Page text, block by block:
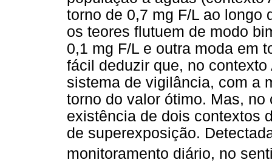
torno de 0,7 mg F/L ao longo
os teores flutuem de modo
0,1 mg F/L e outra moda em
fácil deduzir que, no
sistema de vigilância, com a
torno do valor ótimo. Mas,
existência de dois contextos
de superexposição.
monitoramento diário, no